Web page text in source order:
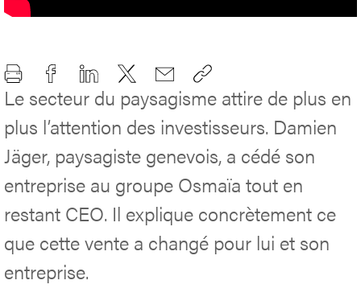
Le secteur du paysagisme attire de plus en
plus l’attention des investisseurs. Damien
Jäger, paysagiste genevois, a cédé son
entreprise au groupe Osmaïa tout en
restant CEO. Il explique concrètement ce
que cette vente a changé pour lui et son
entreprise.